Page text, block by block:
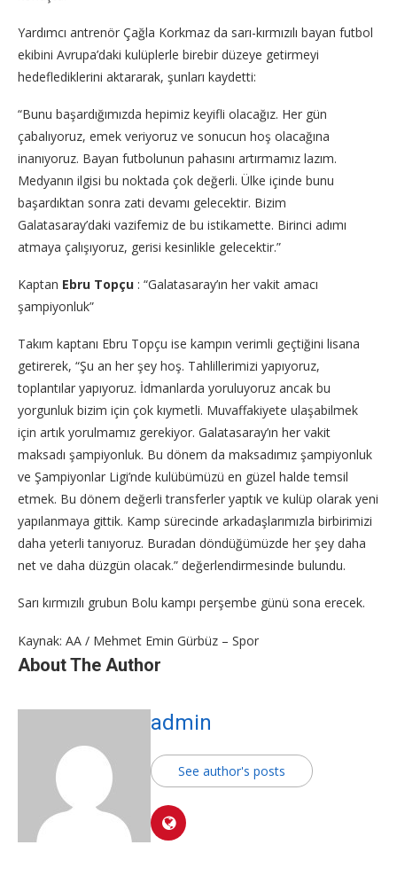
Yardımcı antrenör Çağla Korkmaz da sarı-kırmızılı bayan futbol
ekibini Avrupa’daki kulüplerle birebir düzeye getirmeyi
hedeflediklerini aktararak, şunları kaydetti:
“Bunu başardığımızda hepimiz keyifli olacağız. Her gün
çabalıyoruz, emek veriyoruz ve sonucun hoş olacağına
inanıyoruz. Bayan futbolunun pahasını artırmamız lazım.
Medyanın ilgisi bu noktada çok değerli. Ülke içinde bunu
başardıktan sonra zati devamı gelecektir. Bizim
Galatasaray’daki vazifemiz de bu istikamette. Birinci adımı
atmaya çalışıyoruz, gerisi kesinlikle gelecektir.”
Kaptan Ebru Topçu : “Galatasaray’ın her vakit amacı
şampiyonluk”
Takım kaptanı Ebru Topçu ise kampın verimli geçtiğini lisana
getirerek, “Şu an her şey hoş. Tahlillerimizi yapıyoruz,
toplantılar yapıyoruz. İdmanlarda yoruluyoruz ancak bu
yorgunluk bizim için çok kıymetli. Muvaffakiyete ulaşabilmek
için artık yorulmamız gerekiyor. Galatasaray’ın her vakit
maksadı şampiyonluk. Bu dönem da maksadımız şampiyonluk
ve Şampiyonlar Ligi’nde kulübümüzü en güzel halde temsil
etmek. Bu dönem değerli transferler yaptık ve kulüp olarak yeni
yapılanmaya gittik. Kamp sürecinde arkadaşlarımızla birbirimizi
daha yeterli tanıyoruz. Buradan döndüğümüzde her şey daha
net ve daha düzgün olacak.” değerlendirmesinde bulundu.
Sarı kırmızılı grubun Bolu kampı perşembe günü sona erecek.
Kaynak: AA / Mehmet Emin Gürbüz – Spor
About The Author
admin
See author's posts